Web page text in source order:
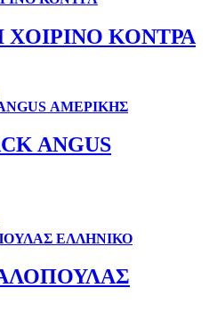
ΧΟΙΡΙΝΟ ΚΟΝΤΡΑ
ANGUS